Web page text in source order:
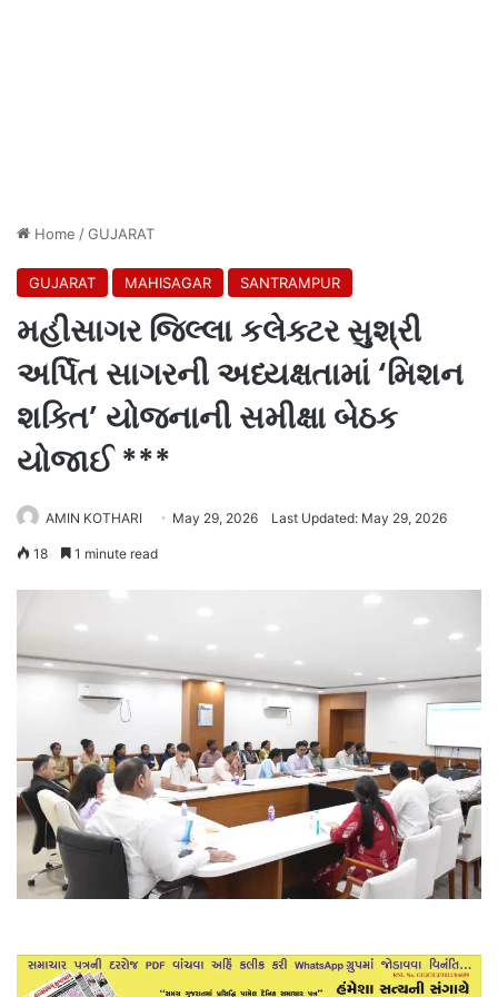
Home /GUJARAT
GUJARAT MAHISAGAR SANTRAMPUR
મહીસાગર જિલ્લા કલેક્ટર સુશ્રી
અર્પિત સાગરની અધ્યક્ષતામાં ‘મિશન
શક્તિ’ યોજનાની સમીક્ષા બેઠક
યોજાઈ ***
AMIN KOTHARI May 29, 2026 Last Updated: May 29, 2026
18 1 minute read